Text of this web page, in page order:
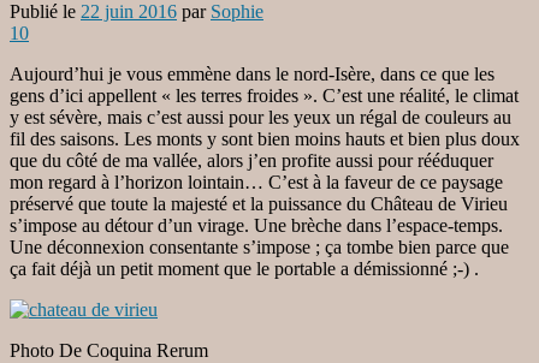
Publié le 22 juin 2016 par Sophie
10
Aujourd’hui je vous emmène dans le nord-Isère, dans ce que les
gens d’ici appellent « les terres froides ». C’est une réalité, le climat
y est sévère, mais c’est aussi pour les yeux un régal de couleurs au
fil des saisons. Les monts y sont bien moins hauts et bien plus doux
que du côté de ma vallée, alors j’en profite aussi pour rééduquer
mon regard à l’horizon lointain… C’est à la faveur de ce paysage
préservé que toute la majesté et la puissance du Château de Virieu
s’impose au détour d’un virage. Une brèche dans l’espace-temps.
Une déconnexion consentante s’impose ; ça tombe bien parce que
ça fait déjà un petit moment que le portable a démissionné ;-) .
Photo De Coquina Rerum